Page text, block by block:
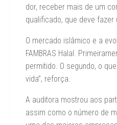
dor, receber mais de um
qualificado, que deve fazer
O mercado islâmico e a
FAMBRAS Halal.
permitido. O segundo, o
vida”, reforça.
A auditora mostrou aos
assim como o número de